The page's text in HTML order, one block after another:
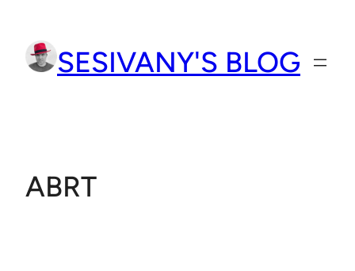
obsah
SESIVANY'S BLOG
ABRT